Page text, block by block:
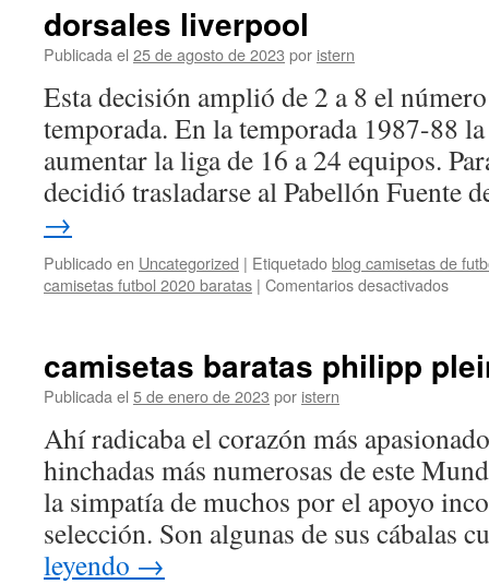
dorsales liverpool
Publicada el 25 de agosto de 2023 por istern
Esta decisión amplió de 2 a 8 el
temporada. En la temporada 1987-88
aumentar la liga de 16 a 24 equipos.
decidió trasladarse al Pabellón Fuente
→
Publicado en Uncategorized | Etiquetadoblog camisetas de
camisetas futbol 2020 baratas | Comentarios desactivadosen
camisetas baratas philipp
Publicada el 5 de enero de 2023 por istern
Ahí radicaba el corazón más
hinchadas más numerosas de este
la simpatía de muchos por el apoyo
selección. Son algunas de sus cábalas
leyendo →